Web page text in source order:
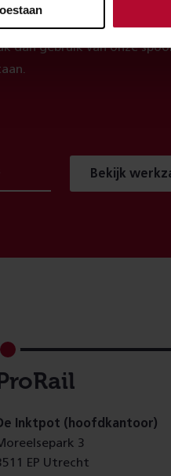
dan gebruik van onze
Bekijk
Inktpot (hoofdkantoor)
3
EP Utrecht